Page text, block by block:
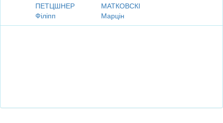
ПЕТЦШНЕР
Філіпп
МАТКОВСКІ
Марцін